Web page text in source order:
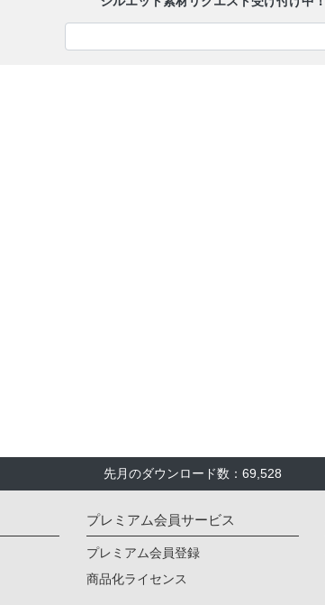
先月のダウンロード数：69,528
プレミアム会員サービス
プレミアム会員登録
商品化ライセンス